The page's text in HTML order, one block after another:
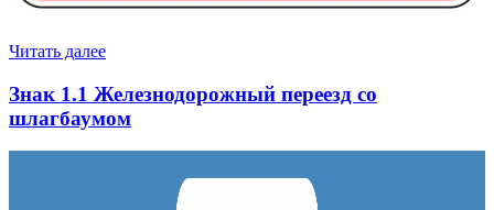
Читать далее
Знак 1.1 Железнодорожный переезд со
шлагбаумом